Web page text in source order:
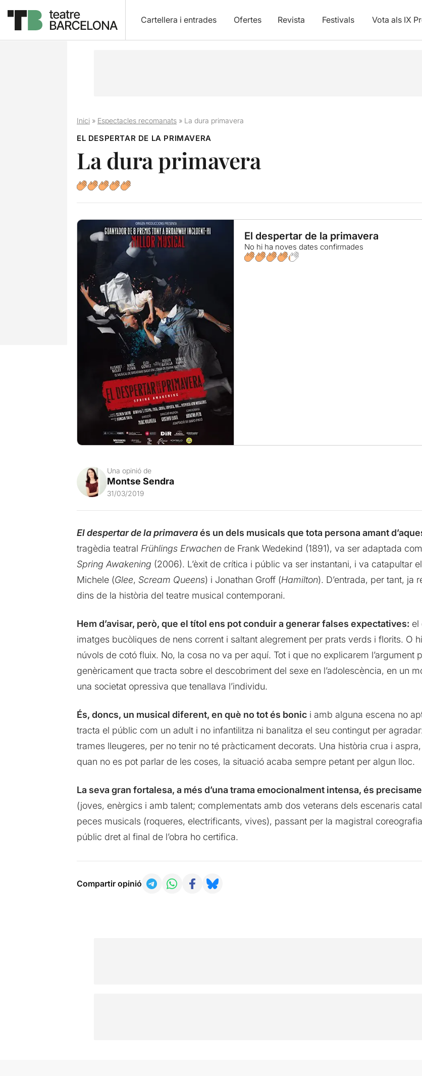
Cartellera i entrades Ofertes Revista Festivals Vota als IX
Inici» Espectacles recomanats» La dura primavera
EL DESPERTAR DE LA PRIMAVERA
La dura primavera
El despertar de la primavera
No hi ha noves dates confirmades
Una opinió de
Montse Sendra
31/03/2019
El despertar de la primaveraés un dels musicals que tota persona amant
tragèdia teatral Frühlings Erwachende Frank Wedekind (1891), va ser adaptada
Spring Awakening (2006). L’èxit de crítica i públic va ser instantani, i va catapultar
Michele (Glee, Scream Queens) i Jonathan Groff (Hamilton). D’entrada, per tant, ja
dins de la història del teatre musical contemporani.
Hem d’avisar, però, que el títol ens pot conduir a generar falses expectatives: el
imatges bucòliques de nens corrent i saltant alegrement per prats verds i florits. O
núvols de cotó fluix. No, la cosa no va per aquí. Tot i que no explicarem l’argument
genèricament que tracta sobre el descobriment del sexe en l’adolescència, en un
una societat opressiva que tenallava l’individu.
És, doncs, un musical diferent, en què no tot és bonici amb alguna escena no
tracta el públic com un adult i no infantilitza ni banalitza el seu contingut per
trames lleugeres, per no tenir no té pràcticament decorats. Una història crua i
quan no es pot parlar de les coses, la situació acaba sempre petant per algun lloc.
La seva gran fortalesa, a més d’una trama emocionalment intensa, és
(joves, enèrgics i amb talent; complementats amb dos veterans dels escenaris
peces musicals (roqueres, electrificants, vives), passant per la magistral
públic dret al final de l’obra ho certifica.
Compartir opinió